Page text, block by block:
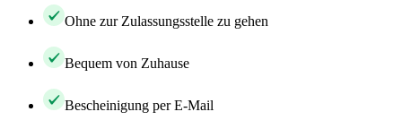
Ohne zur Zulassungsstelle zu gehen
Bequem von Zuhause
Bescheinigung per E-Mail